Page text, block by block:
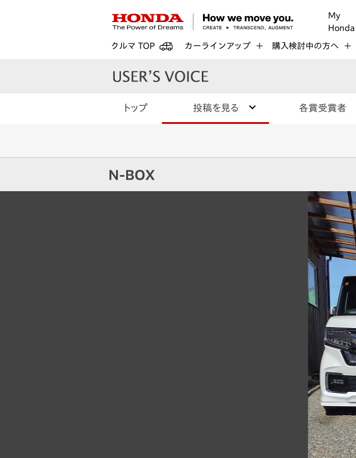
My
Honda
クルマ TOP カーラインアップ 購入検討中の方へ
トップ 投稿を見る 各賞受賞者
N-BOX